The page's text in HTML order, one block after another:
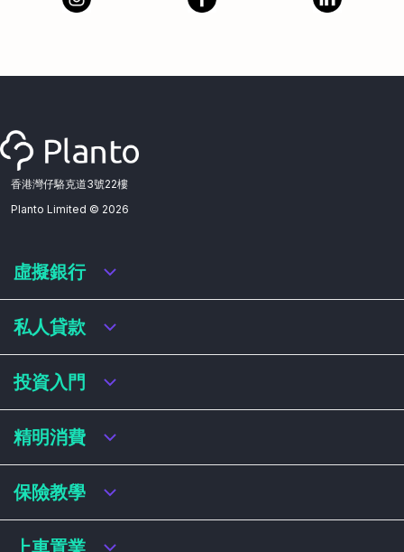
香港灣仔駱克道3號22樓
Planto Limited © 2026
虛擬銀行
虛擬銀行迎新優惠
虛擬銀行存款利率比較
虛擬銀行銀扣賬卡 / 信用卡
虛擬銀行貸款
私人貸款
私人貸款年利率比較
網上即批貸款
結餘轉戶
稅務貸款
財務公司貸款
投資入門
港股戶口收費及迎新優惠
基金平台比較
買加密貨幣教學
精明消費
網購信用卡
飛行里數信用卡
保險教學
買保險基本概念
上車置業